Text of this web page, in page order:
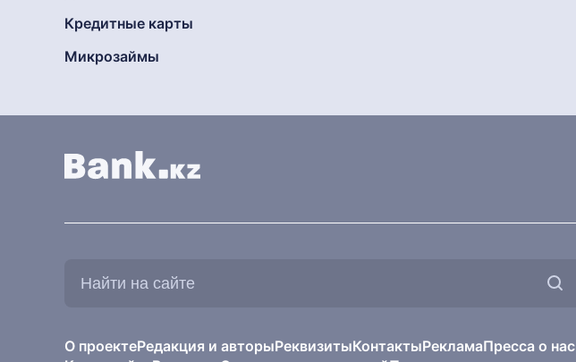
Кредитные карты
Микрозаймы
О проектеРедакция и авторыРеквизитыКонтактыРекламаПресса о нас